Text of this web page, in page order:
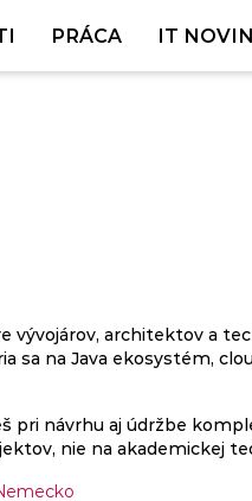
PRÁCA IT
vývojárov, architektov a
na Java ekosystém,
pri návrhu aj údržbe
nie na akademickej